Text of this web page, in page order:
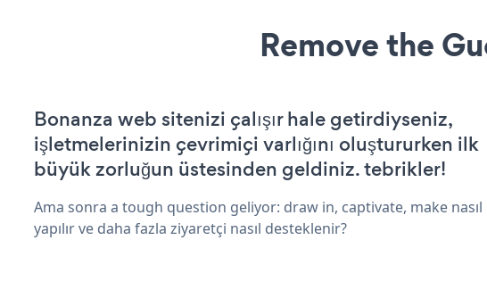
Remove the
Bonanza web sitenizi çalışır hale getirdiyseniz,
işletmelerinizin çevrimiçi varlığını oluştururken ilk
büyük zorluğun üstesinden geldiniz. tebrikler!
Ama sonra a tough question geliyor: draw in, captivate, make nasıl
yapılır ve daha fazla ziyaretçi nasıl desteklenir?